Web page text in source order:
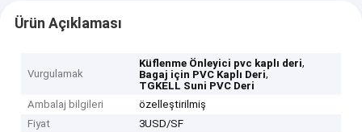
Ürün Açıklaması
Vurgulamak
Küflenme Önleyici pvc kaplı deri,
Bagaj için PVC Kaplı Deri,
TGKELL Suni PVC Deri
Ambalaj bilgileri
özelleştirilmiş
Fiyat
3USD/SF